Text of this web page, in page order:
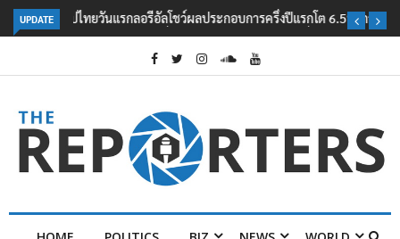
UPDATE
ลอรีอัลโชว์ผลประกอบการครึ่งปีแรกโต 6.5% กวาดรายได้ 2.3 หมื่นล้านยูโร
คว้าไลเซนส์ ‘กุชชี่’ 50 ปี พร้อมส่ง 4 แบรนด์ใหม่บุกตลาดไทย